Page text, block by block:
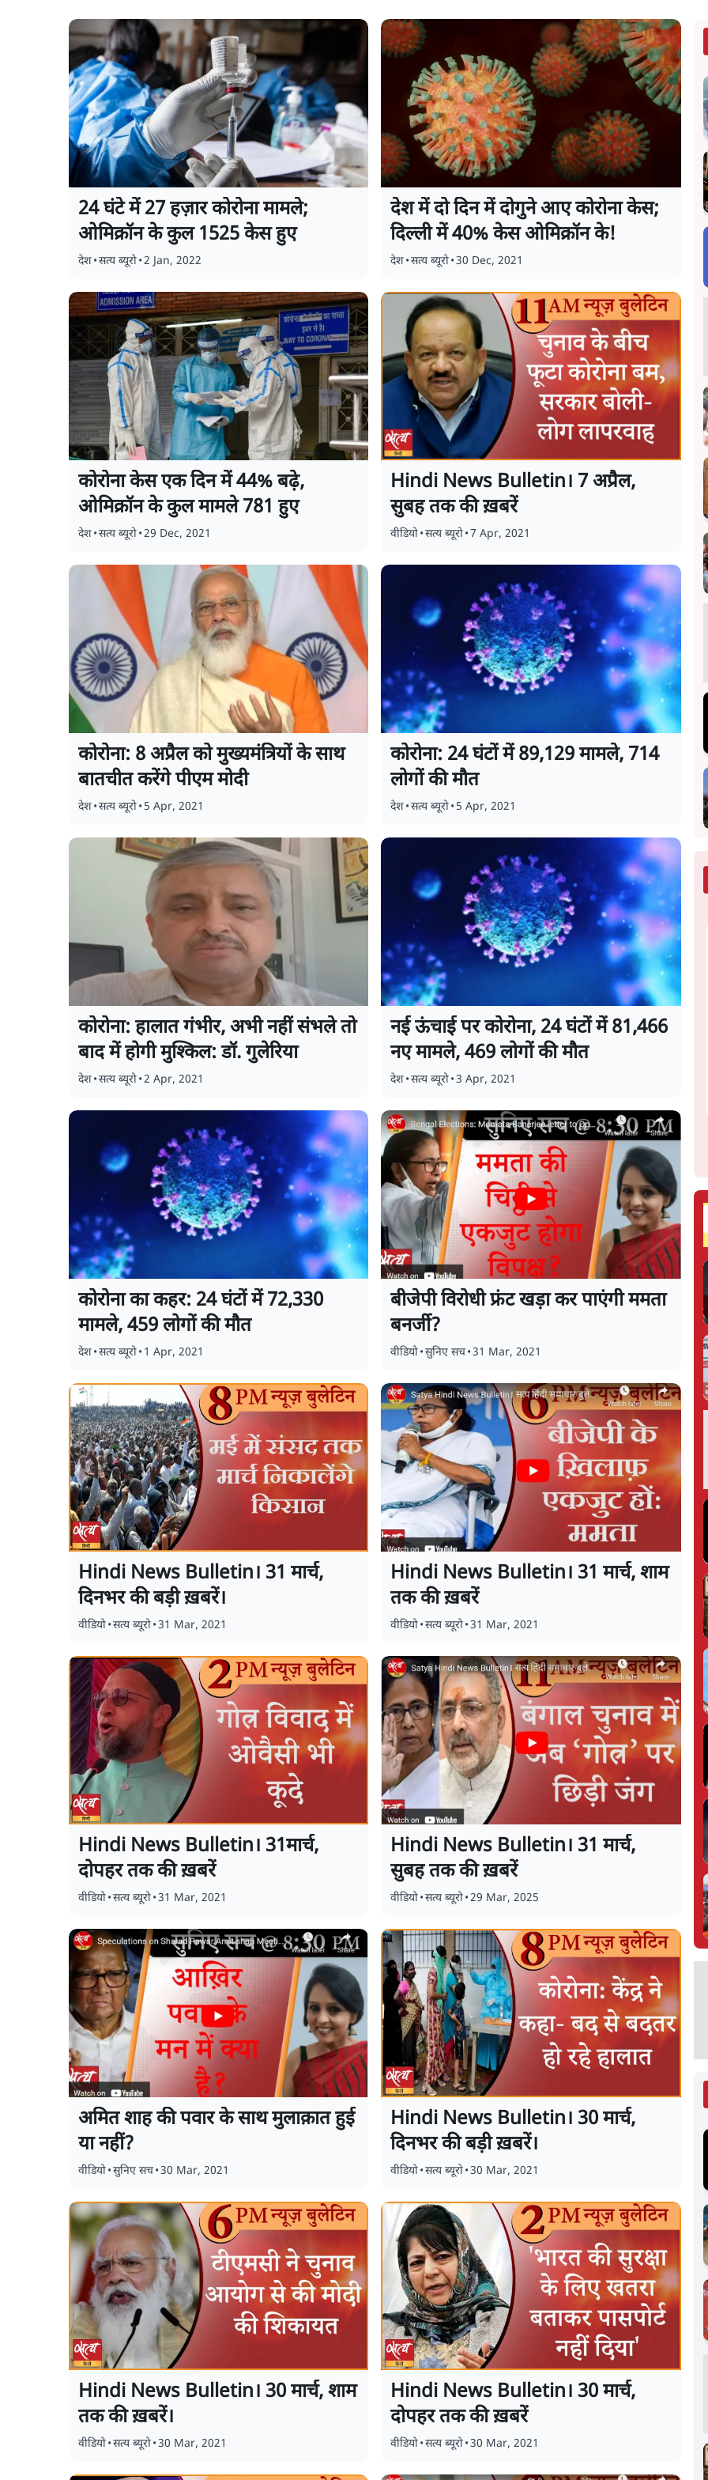
24 घंटे में 27 हज़ार कोरोना मामले;
ओमिक्रॉन के कुल 1525 केस हुए
देश•सत्य ब्यूरो•2 Jan, 2022
देश में दो दिन में दोगुने आए कोरोना केस;
दिल्ली में 40% केस ओमिक्रॉन के!
देश•सत्य ब्यूरो•30 Dec, 2021
कोरोना केस एक दिन में 44% बढ़े,
ओमिक्रॉन के कुल मामले 781 हुए
देश•सत्य ब्यूरो•29 Dec, 2021
Hindi News Bulletin। 7 अप्रैल,
सुबह तक की ख़बरें
वीडियो•सत्य ब्यूरो•7 Apr, 2021
कोरोना: 8 अप्रैल को मुख्यमंत्रियों के साथ
बातचीत करेंगे पीएम मोदी
देश•सत्य ब्यूरो• 5 Apr, 2021
कोरोना: 24 घंटों में 89,129 मामले, 714
लोगों की मौत
देश•सत्य ब्यूरो• 5 Apr, 2021
कोरोना: हालात गंभीर, अभी नहीं संभले तो
बाद में होगी मुश्किल: डॉ. गुलेरिया
देश•सत्य ब्यूरो•2 Apr, 2021
नई ऊंचाई पर कोरोना, 24 घंटों में 81,466
नए मामले, 469 लोगों की मौत
देश•सत्य ब्यूरो•3 Apr, 2021
कोरोना का कहर: 24 घंटों में 72,330
मामले, 459 लोगों की मौत
देश•सत्य ब्यूरो• 1 Apr, 2021
बीजेपी विरोधी फ्रंट खड़ा कर पाएंगी ममता
बनर्जी?
वीडियो•सुनिए सच•31 Mar, 2021
Hindi News Bulletin। 31 मार्च,
दिनभर की बड़ी ख़बरें।
वीडियो•सत्य ब्यूरो•31 Mar, 2021
Hindi News Bulletin। 31 मार्च, शाम
तक की ख़बरें
वीडियो•सत्य ब्यूरो•31 Mar, 2021
Hindi News Bulletin। 31मार्च,
दोपहर तक की ख़बरें
वीडियो•सत्य ब्यूरो•31 Mar, 2021
Hindi News Bulletin। 31 मार्च,
सुबह तक की ख़बरें
वीडियो•सत्य ब्यूरो•29 Mar, 2025
अमित शाह की पवार के साथ मुलाक़ात हुई
या नहीं?
वीडियो•सुनिए सच•30 Mar, 2021
Hindi News Bulletin। 30 मार्च,
दिनभर की बड़ी ख़बरें।
वीडियो•सत्य ब्यूरो•30 Mar, 2021
Hindi News Bulletin। 30 मार्च, शाम
तक की ख़बरें।
वीडियो•सत्य ब्यूरो•30 Mar, 2021
Hindi News Bulletin। 30 मार्च,
दोपहर तक की ख़बरें
वीडियो•सत्य ब्यूरो•30 Mar, 2021